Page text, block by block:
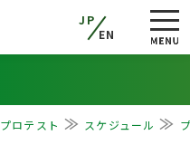
JP
EN
プロテスト スケジュール